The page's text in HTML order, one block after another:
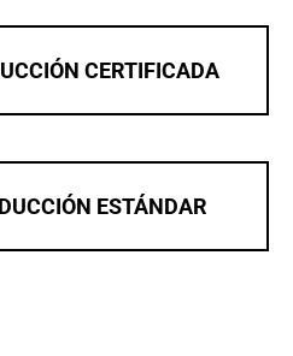
CERTIFICADA
ESTÁNDAR